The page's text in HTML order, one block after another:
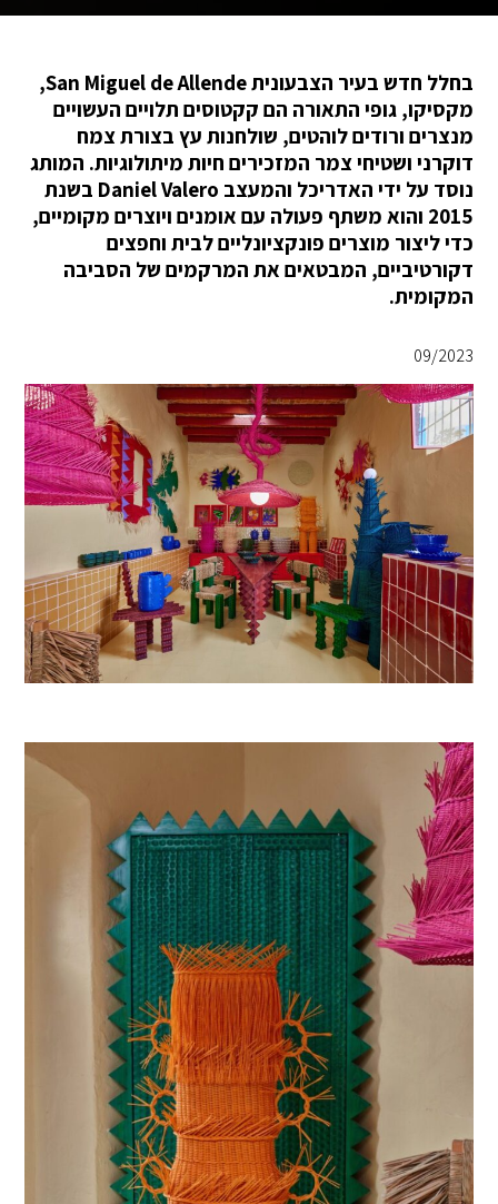
בחלל חדש בעיר הצבעונית San Miguel de Allende,
מקסיקו, גופי התאורה הם קקטוסים תלויים העשויים
מנצרים ורודים לוהטים, שולחנות עץ בצורת צמח
דוקרני ושטיחי צמר המזכירים חיות מיתולוגיות. המותג
נוסד על ידי האדריכל והמעצב Daniel Valero בשנת
2015 והוא משתף פעולה עם אומנים ויוצרים מקומיים,
כדי ליצור מוצרים פונקציונליים לבית וחפצים
דקורטיביים, המבטאים את המרקמים של הסביבה
המקומית.
09/2023